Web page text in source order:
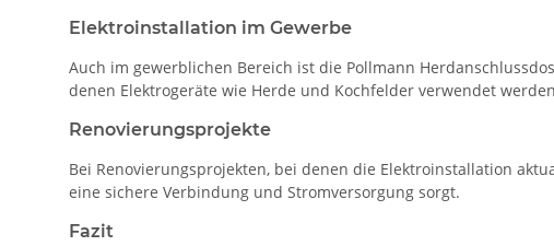
Elektroinstallation im Gewerbe
Auch im gewerblichen Bereich ist die Pollmann
denen Elektrogeräte wie Herde und Kochfelder verwendet
Renovierungsprojekte
Bei Renovierungsprojekten, bei denen die Elektroinstallation
eine sichere Verbindung und Stromversorgung sorgt.
Fazit